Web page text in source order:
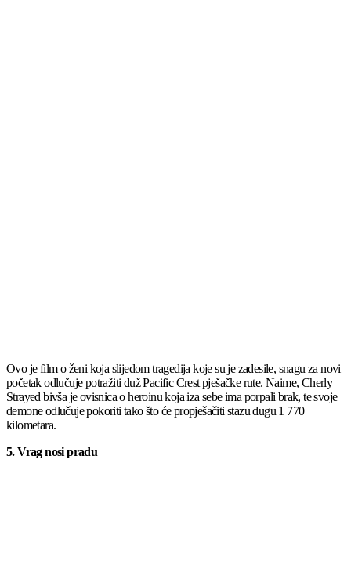
Ovo je film o ženi koja slijedom tragedija koje su je zadesile, snagu za novi
početak odlučuje potražiti duž Pacific Crest pješačke rute. Naime, Cherly
Strayed bivša je ovisnica o heroinu koja iza sebe ima porpali brak, te svoje
demone odlučuje pokoriti tako što će propješačiti stazu dugu 1 770
kilometara.
5. Vrag nosi pradu